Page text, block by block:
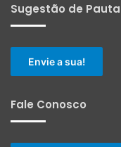
Sugestão de Pauta
Envie a sua!
Fale Conosco